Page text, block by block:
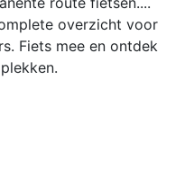
overzicht voor
Fiets mee en ontdek